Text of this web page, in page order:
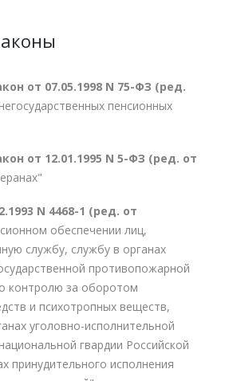
от 07.05.1998 N 75-ФЗ (ред.
пенсионных
от 12.01.1995 N 5-ФЗ (ред. от
N 4468-1 (ред. от
обеспечении лиц,
службу, службу в органах
противопожарной
контролю за оборотом
и психотропных веществ,
уголовно-исполнительной
гвардии Российской
принудительного исполнения